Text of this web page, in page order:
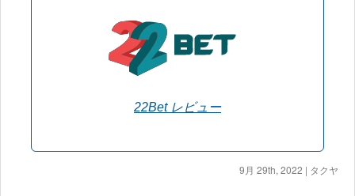
22Bet レビュー
9月 29th, 2022 | タクヤ